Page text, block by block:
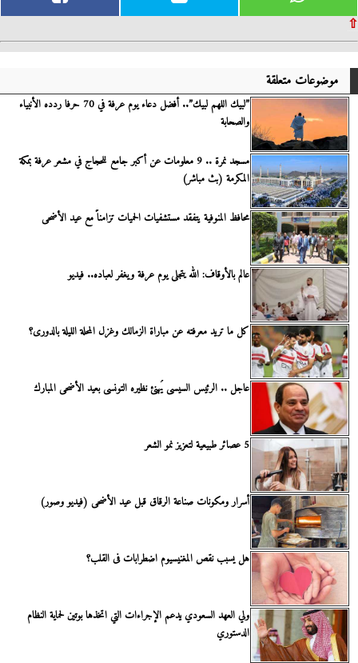
⇧
موضوعات متعلقة
”لبيك اللهم لبيك”.. أفضل دعاء يوم عرفة في 70 حرفا ردده الأنبياء
والصحابة
مسجد نمرة .. 9 معلومات عن أكبر جامع للحجاج في مشعر عرفة بمكة
المكرمة (بث مباشر)
محافظ المنوفية يتفقد مستشفيات الحميات تزامناً مع عيد الأضحى
عالم بالأوقاف: الله يتجلى يوم عرفة ويغفر لعباده.. فيديو
كل ما تريد معرفته عن مباراة الزمالك وغزل المحلة الليلة بالدورى؟
عاجل .. الرئيس السيسى يُهنئ نظيره التونسى بعيد الأضحى المبارك
5 عصائر طبيعية لتعزيز نمو الشعر
أسرار ومكونات صناعة الرقاق قبل عيد الأضحى (فيديو وصور)
هل يسبب نقص المغنيسيوم اضطرابات فى القلب؟
ولي العهد السعودي يدعم الإجراءات التي اتخذها بوتين لحماية النظام
الدستوري